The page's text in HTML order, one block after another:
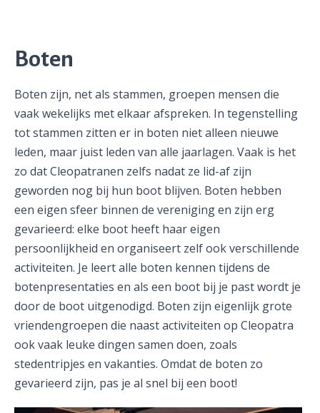
Boten
Boten zijn, net als stammen, groepen mensen die
vaak wekelijks met elkaar afspreken. In tegenstelling
tot stammen zitten er in boten niet alleen nieuwe
leden, maar juist leden van alle jaarlagen. Vaak is het
zo dat Cleopatranen zelfs nadat ze lid-af zijn
geworden nog bij hun boot blijven. Boten hebben
een eigen sfeer binnen de vereniging en zijn erg
gevarieerd: elke boot heeft haar eigen
persoonlijkheid en organiseert zelf ook verschillende
activiteiten. Je leert alle boten kennen tijdens de
botenpresentaties en als een boot bij je past wordt je
door de boot uitgenodigd. Boten zijn eigenlijk grote
vriendengroepen die naast activiteiten op Cleopatra
ook vaak leuke dingen samen doen, zoals
stedentripjes en vakanties. Omdat de boten zo
gevarieerd zijn, pas je al snel bij een boot!